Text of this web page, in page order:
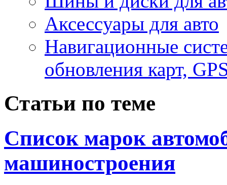
Аксесcуары для авто
Навигационные
обновления карт,
Статьи по теме
Список марок
машиностроения